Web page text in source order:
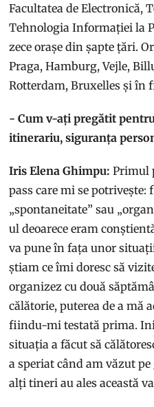
Facultatea de Electronică,
Tehnologia Informației la
zece orașe din șapte țări.
Praga, Hamburg, Vejle,
Rotterdam, Bruxelles și în
- Cum v-ați pregătit
itinerariu, siguranța
Iris Elena Ghimpu: Primul
pass care mi se
„spontaneitate” sau
ul deoarece eram
va pune în fața unor
știam ce îmi doresc să
organizez cu două
călătorie, puterea de a mă
fiindu-mi testată prima.
situația a făcut să
a speriat când am văzut
alți tineri au ales această